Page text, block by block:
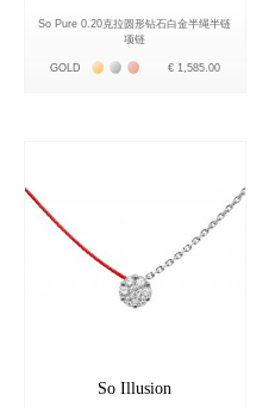
So Pure 0.20克拉圆形钻石白金半绳半链
项链
GOLD Жёлтое золото 18К
Белое золото 18К
Розовое золото 18К
€ 1,585.00
So Illusion